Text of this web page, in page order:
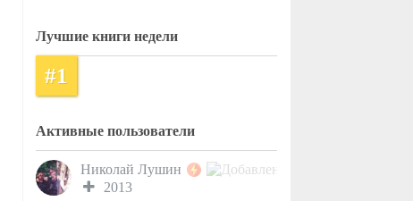
Лучшие книги недели
#1
Активные пользователи
Николай Лушин
2013